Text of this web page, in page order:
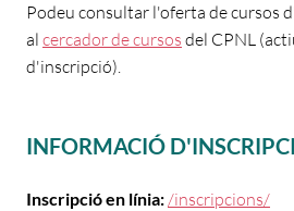
Podeu consultar l'oferta de cursos
al cercador de cursos del CPNL
d'inscripció).
INFORMACIÓ
Inscripció en línia:/inscripcions/